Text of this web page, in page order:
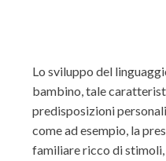
Lo sviluppo del
bambino, tale
predisposizioni
come ad esempio, la
familiare ricco di stimoli,